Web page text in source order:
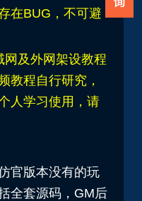
在BUG，不可避
网及外网架设教程
教程自行研究，
人学习使用，请
官版本没有的玩
全套源码，GM后